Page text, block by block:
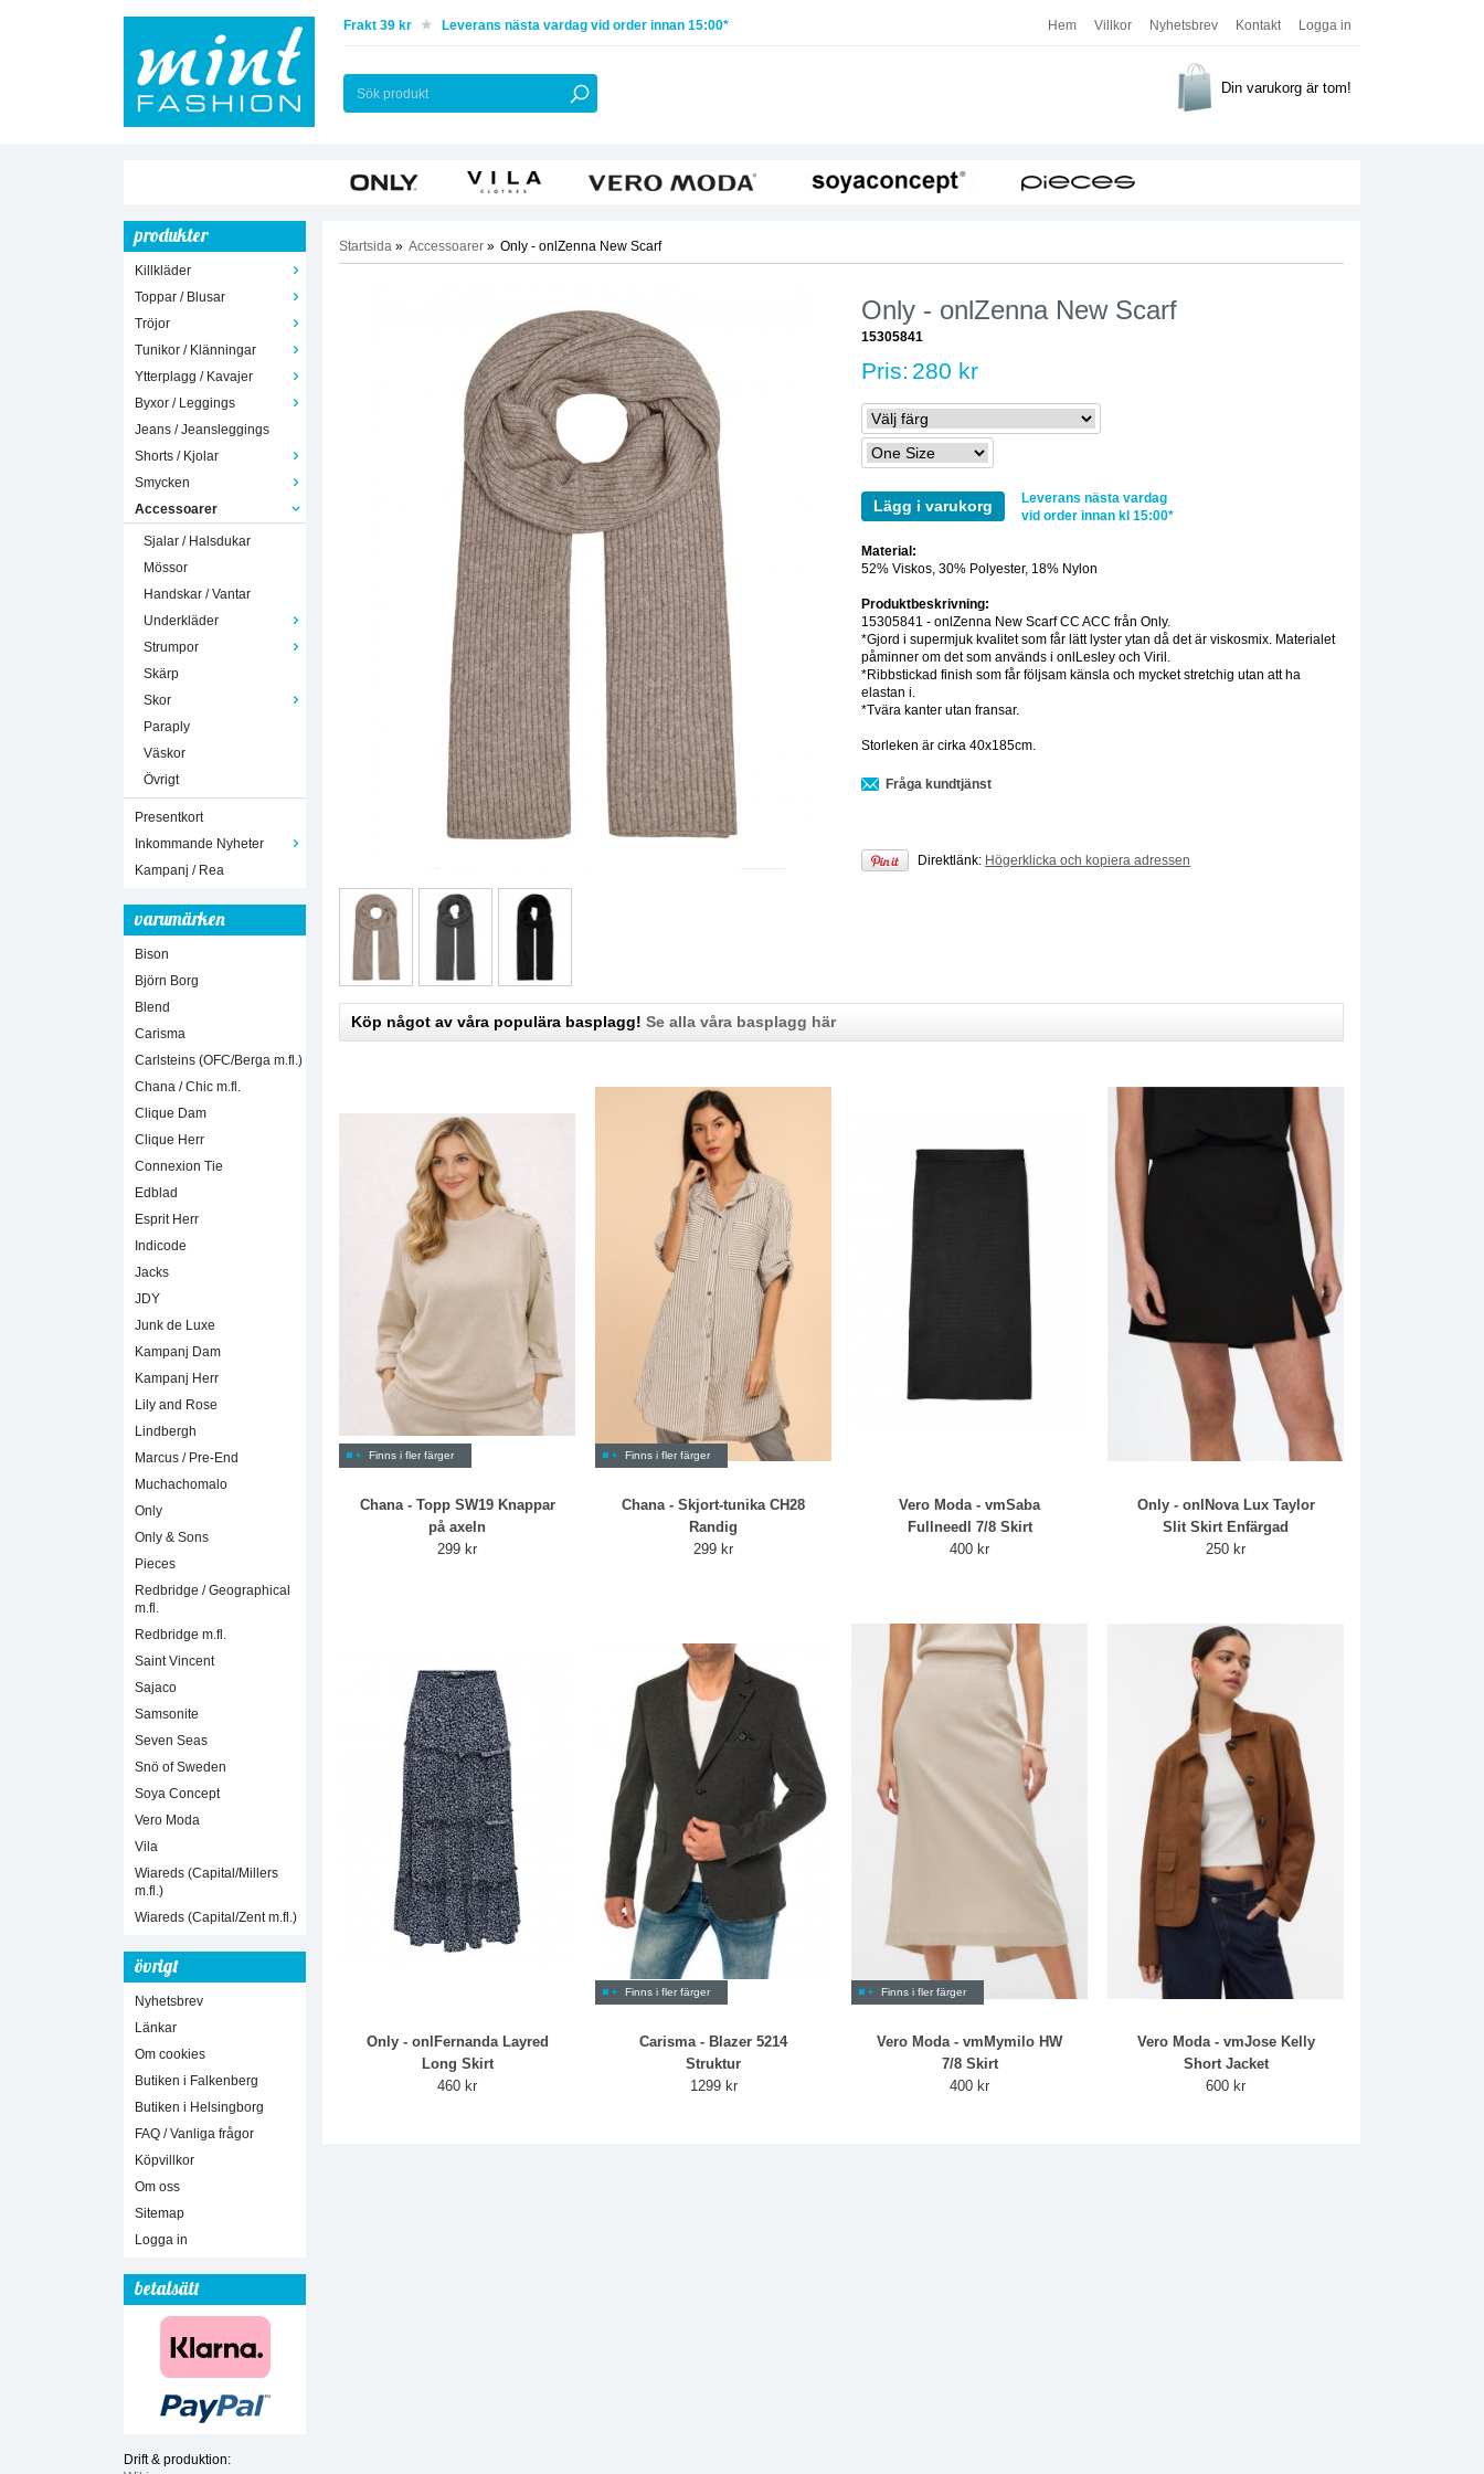
Hem Villkor Nyhetsbrev Kontakt Logga in
Frakt 39 kr Leverans nästa vardag vid order innan 15:00*
Din varukorg är tom!
produkter
Killkläder
Toppar / Blusar
Tröjor
Tunikor / Klänningar
Ytterplagg / Kavajer
Byxor / Leggings
Jeans / Jeansleggings
Shorts / Kjolar
Smycken
Accessoarer
Sjalar / Halsdukar
Mössor
Handskar / Vantar
Underkläder
Strumpor
Skärp
Skor
Paraply
Väskor
Övrigt
Presentkort
Inkommande Nyheter
Kampanj / Rea
varumärken
Bison
Björn Borg
Blend
Carisma
Carlsteins (OFC/Berga m.fl.)
Chana / Chic m.fl.
Clique Dam
Clique Herr
Connexion Tie
Edblad
Esprit Herr
Indicode
Jacks
JDY
Junk de Luxe
Kampanj Dam
Kampanj Herr
Lily and Rose
Lindbergh
Marcus / Pre-End
Muchachomalo
Only
Only & Sons
Pieces
Redbridge / Geographical
m.fl.
Redbridge m.fl.
Saint Vincent
Sajaco
Samsonite
Seven Seas
Snö of Sweden
Soya Concept
Vero Moda
Vila
Wiareds (Capital/Millers
m.fl.)
Wiareds (Capital/Zent m.fl.)
övrigt
Nyhetsbrev
Länkar
Om cookies
Butiken i Falkenberg
Butiken i Helsingborg
FAQ / Vanliga frågor
Köpvillkor
Om oss
Sitemap
Logga in
betalsätt
Drift & produktion:
Startsida » Accessoarer » Only - onlZenna New Scarf
Only - onlZenna New Scarf
15305841
Pris: 280 kr
Lägg i varukorg
Leverans nästa vardag
vid order innan kl 15:00*
Material:
52% Viskos, 30% Polyester, 18% Nylon
Produktbeskrivning:
15305841 - onlZenna New Scarf CC ACC från Only.
*Gjord i supermjuk kvalitet som får lätt lyster ytan då det är viskosmix. Materialet
påminner om det som används i onlLesley och Viril.
*Ribbstickad finish som får följsam känsla och mycket stretchig utan att ha
elastan i.
*Tvära kanter utan fransar.
Storleken är cirka 40x185cm.
Fråga kundtjänst
Direktlänk: Högerklicka och kopiera adressen
Köp något av våra populära basplagg! Se alla våra basplagg här
Finns i fler färger
Chana - Topp SW19 Knappar
på axeln
299 kr
Finns i fler färger
Chana - Skjort-tunika CH28
Randig
299 kr
Vero Moda - vmSaba
Fullneedl 7/8 Skirt
400 kr
Only - onlNova Lux Taylor
Slit Skirt Enfärgad
250 kr
Only - onlFernanda Layred
Long Skirt
460 kr
Finns i fler färger
Carisma - Blazer 5214
Struktur
1299 kr
Finns i fler färger
Vero Moda - vmMymilo HW
7/8 Skirt
400 kr
Vero Moda - vmJose Kelly
Short Jacket
600 kr